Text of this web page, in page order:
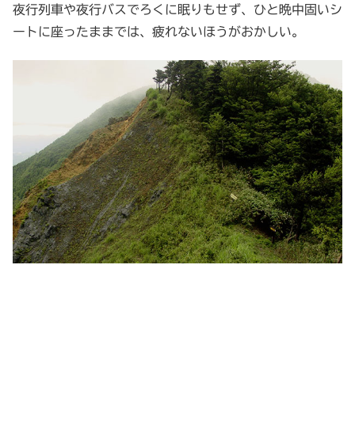
夜行列車や夜行バスでろくに眠りもせず、ひと晩中固いシ
ートに座ったままでは、疲れないほうがおかしい。